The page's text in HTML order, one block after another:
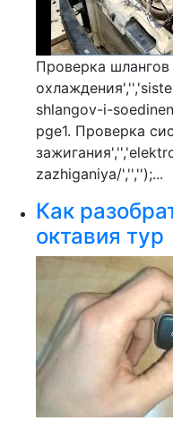
Проверка
shlangov-i-
pge1. Проверка
zazhiganiya/','','');...
Как
октавия тур